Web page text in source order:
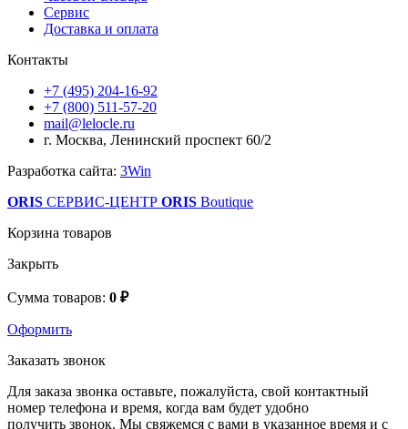
Сервис
Доставка и оплата
Контакты
+7 (495) 204-16-92
+7 (800) 511-57-20
mail@lelocle.ru
г. Москва, Ленинский проспект 60/2
Разработка сайта: 3Win
ORIS СЕРВИС-ЦЕНТР ORIS Boutique
Корзина товаров
Закрыть
Сумма товаров: 0 ₽
Оформить
Заказать звонок
Для заказа звонка оставьте, пожалуйста, свой контактный
номер телефона и время, когда вам будет удобно
получить звонок. Мы свяжемся с вами в указанное время и с